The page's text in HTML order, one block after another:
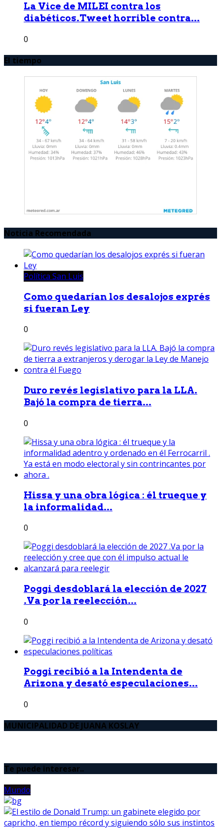
La Vice de MILEI contra los
diabéticos.Tweet horrible contra...
0
El tiempo
Noticia Recomendada
Política San Luis
Como quedarían los desalojos exprés
si fueran Ley
0
Duro revés legislativo para la LLA.
Bajó la compra de tierra...
0
Hissa y una obra lógica : él trueque y
la informalidad...
0
Poggi desdoblará la elección de 2027
.Va por la reelección...
0
Poggi recibió a la Intendenta de
Arizona y desató especulaciones...
0
MUNICIPALIDAD DE JUANA KOSLAY
Te puede interesar..
Mundo